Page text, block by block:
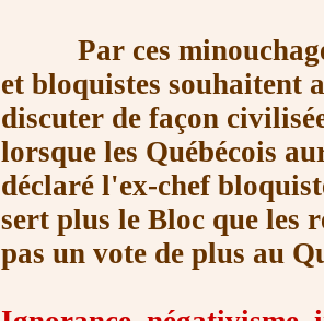
Par ces minouchages
et bloquistes souhaitent
discuter de façon
lorsque les Québécois
déclaré l'ex-chef
sert plus le Bloc que les
pas un vote de plus au